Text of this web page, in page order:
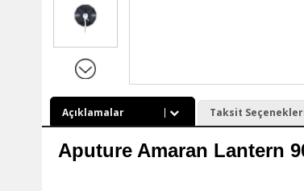
Açıklamalar Taksit
Aputure Amaran Lantern